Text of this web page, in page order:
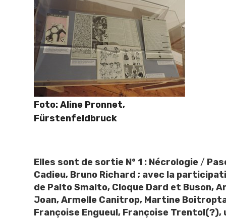
Foto: Aline Pronnet,
Fürstenfeldbruck
Elles sont de sortie N° 1 : Nécrologie/
Cadieu, Bruno Richard ; avec la
de Palto Smalto, Cloque Dard et Buson,
Joan, Armelle Canitrop, Martine
Françoise Engueul, Françoise Trentol(?),